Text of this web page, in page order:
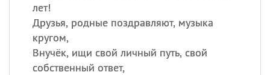
лет!
Друзья, родные поздравляют, музыка
кругом,
Внучёк, ищи свой личный путь, свой
собственный ответ,